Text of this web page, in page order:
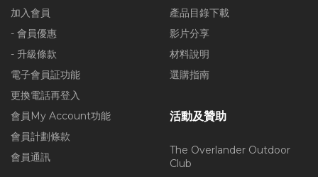
加入會員
- 會員優惠
- 升級條款
電子會員証功能
更換電話再登入
會員My Account功能
會員計劃條款
會員通訊
產品目錄下載
影片分享
材料說明
選購指南
活動及贊助
The Overlander Outdoor
Club